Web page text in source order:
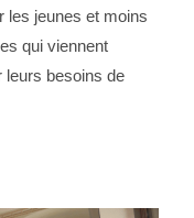
les jeunes et moins
qui viennent
leurs besoins de